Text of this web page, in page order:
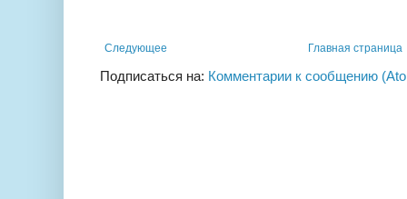
Следующее Главная страница
Подписаться на: Комментарии к сообщению